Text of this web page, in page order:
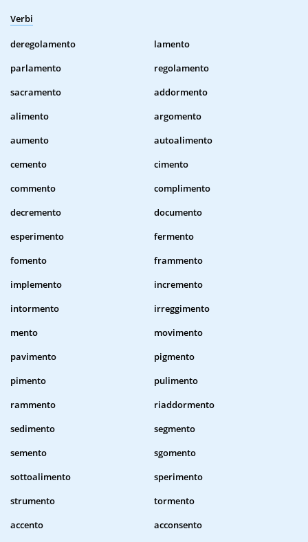
Verbi
deregolamento
lamento
parlamento
regolamento
sacramento
addormento
alimento
argomento
aumento
autoalimento
cemento
cimento
commento
complimento
decremento
documento
esperimento
fermento
fomento
frammento
implemento
incremento
intormento
irreggimento
mento
movimento
pavimento
pigmento
pimento
pulimento
rammento
riaddormento
sedimento
segmento
semento
sgomento
sottoalimento
sperimento
strumento
tormento
accento
acconsento